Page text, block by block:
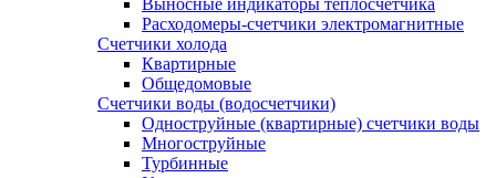
Выносные индикаторы теплосчетчика
Расходомеры-счетчики электромагнитные
Счетчики холода
Квартирные
Общедомовые
Счетчики воды (водосчетчики)
Одноструйные (квартирные) счетчики воды
Многоструйные
Турбинные